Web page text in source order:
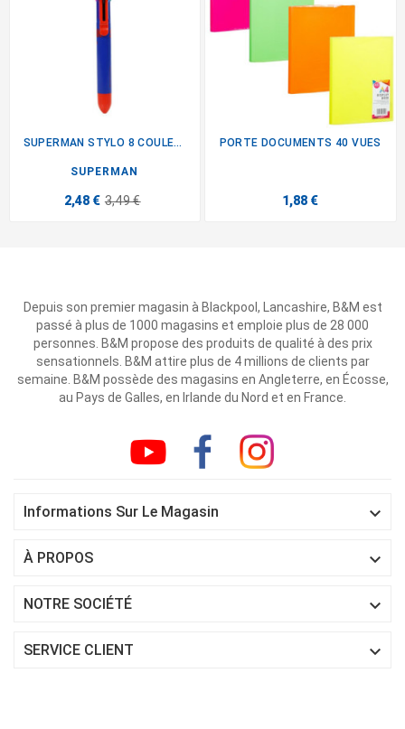
SUPERMAN STYLO 8 COULEURS
SUPERMAN
2,48 € 3,49 €
PORTE DOCUMENTS 40 VUES
1,88 €
Depuis son premier magasin à Blackpool, Lancashire, B&M est
passé à plus de 1000 magasins et emploie plus de 28 000
personnes. B&M propose des produits de qualité à des prix
sensationnels. B&M attire plus de 4 millions de clients par
semaine. B&M possède des magasins en Angleterre, en Écosse,
au Pays de Galles, en Irlande du Nord et en France.
Informations Sur Le Magasin 
À PROPOS 
NOTRE SOCIÉTÉ 
SERVICE CLIENT 